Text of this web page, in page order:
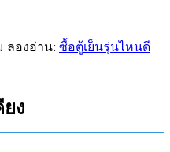
ลองอ่าน: ซื้อตู้เย็นรุ่นไหนดี
ง